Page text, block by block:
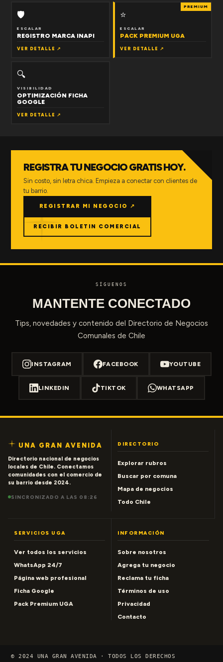
🛡
ESCALAR
REGISTRO MARCA INAPI
VER DETALLE ↗
PREMIUM
⭐
ESCALAR
PACK PREMIUM UGA
VER DETALLE ↗
🔍
VISIBILIDAD
OPTIMIZACIÓN FICHA
GOOGLE
VER DETALLE ↗
REGISTRA TU NEGOCIO GRATIS HOY.
Sin costo, sin letra chica. Empieza a conectar con clientes de
tu barrio.
REGISTRAR MI NEGOCIO ↗
RECIBIR BOLETIN COMERCIAL
SÍGUENOS
MANTENTE CONECTADO
Tips, novedades y contenido del Directorio de Negocios
Comunales de Chile
INSTAGRAM FACEBOOK YOUTUBE
LINKEDIN TIKTOK WHATSAPP
UNA GRAN AVENIDA
Directorio nacional de negocios
locales de Chile. Conectamos
comunidades con el comercio de
su barrio desde 2024.
SINCRONIZADO A LAS 08:26
DIRECTORIO
Explorar rubros
Buscar por comuna
Mapa de negocios
Todo Chile
SERVICIOS UGA
Ver todos los servicios
WhatsApp 24/7
Página web profesional
Ficha Google
Pack Premium UGA
INFORMACIÓN
Sobre nosotros
Agrega tu negocio
Reclama tu ficha
Términos de uso
Privacidad
Contacto
© 2024 UNA GRAN AVENIDA · TODOS LOS DERECHOS